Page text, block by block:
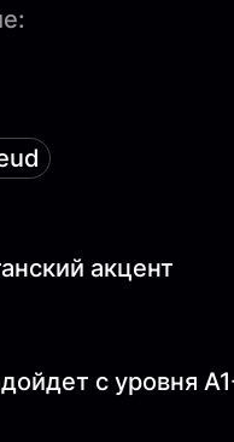
акцент
с уровня